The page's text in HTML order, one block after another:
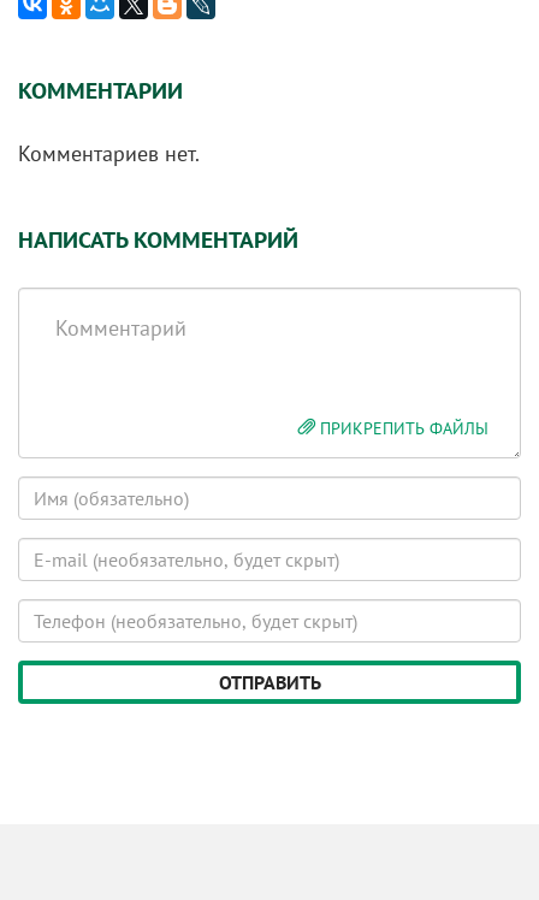
КОММЕНТАРИИ
Комментариев нет.
НАПИСАТЬ КОММЕНТАРИЙ
ПРИКРЕПИТЬ ФАЙЛЫ
Имя
mail
(будет
скрыт)
Телефон
(будет
скрыт)